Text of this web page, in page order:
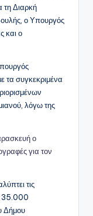
τη Διαρκή
ο Υπουργός
και ο
τα συγκεκριμένα
λόγω της
ο
για τον
τις
35.000
Δήμου